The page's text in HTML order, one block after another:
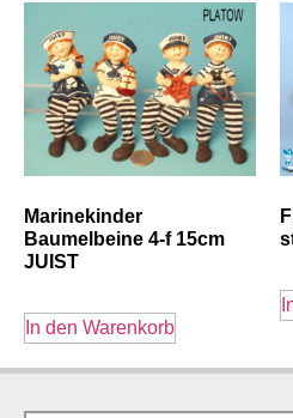
Marinekinder
Baumelbeine 4-f 15cm
JUIST
In den Warenkorb